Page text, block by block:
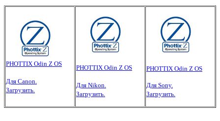
PHOTTIX Odin Z OS
Для Canon.
Загрузить.
PHOTTIX Odin Z OS
Для Nikon.
Загрузить.
PHOTTIX Odin Z OS
Для Sony.
Загрузить.